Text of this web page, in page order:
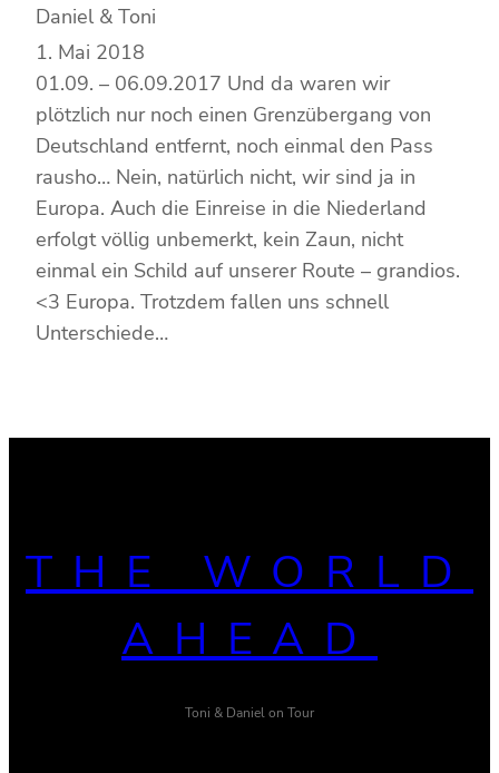
Daniel & Toni
1. Mai 2018
01.09. – 06.09.2017 Und da waren wir
plötzlich nur noch einen Grenzübergang von
Deutschland entfernt, noch einmal den Pass
rausho… Nein, natürlich nicht, wir sind ja in
Europa. Auch die Einreise in die Niederland
erfolgt völlig unbemerkt, kein Zaun, nicht
einmal ein Schild auf unserer Route – grandios.
<3 Europa. Trotzdem fallen uns schnell
Unterschiede…
THE WORLD
AHEAD
Toni & Daniel on Tour